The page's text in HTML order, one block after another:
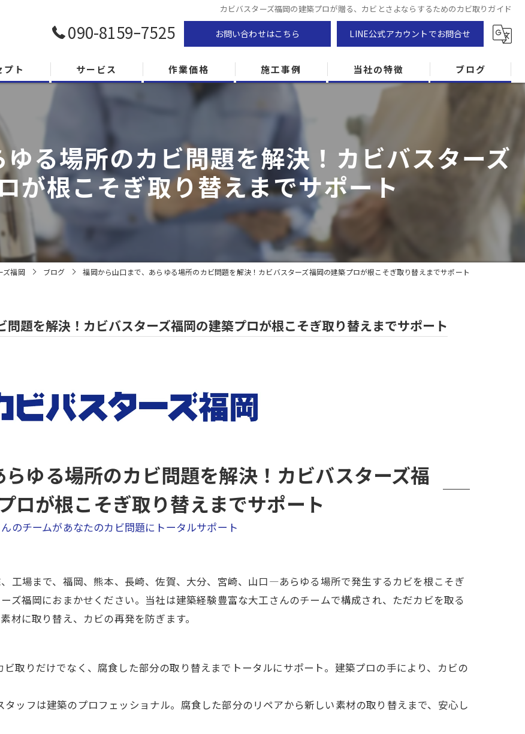
カビバスターズ福岡の建築プロが贈る、カビとさよならするためのカビ取りガイド
090-8159ｰ7525 お問い合わせはこちら LINE公式アカウントでお問合せ
プト サービス 作業価格 施工事例 当社の特徴
防カビ
カビ専門
ZEH住宅
カビ検査
ブログ
る場所のカビ問題を解決！カビバスターズ
が根こそぎ取り替えまでサポート
ズ福岡 ブログ 福岡から山口まで、あらゆる場所のカビ問題を解決！カビバスターズ福岡の建築プロが根こそぎ取り替えまでサポート
題を解決！カビバスターズ福岡の建築プロが根こそぎ取り替えまでサポート
ゆる場所のカビ問題を解決！カビバスターズ福
ロが根こそぎ取り替えまでサポート
のチームがあなたのカビ問題にトータルサポート
工場まで、福岡、熊本、長崎、佐賀、大分、宮崎、山口―あらゆる場所で発生するカビを根こそぎ
ズ福岡におまかせください。当社は建築経験豊富な大工さんのチームで構成され、ただカビを取る
材に取り替え、カビの再発を防ぎます。
ビ取りだけでなく、腐食した部分の取り替えまでトータルにサポート。建築プロの手により、カビの
タッフは建築のプロフェッショナル。腐食した部分のリペアから新しい素材の取り替えまで、安心し